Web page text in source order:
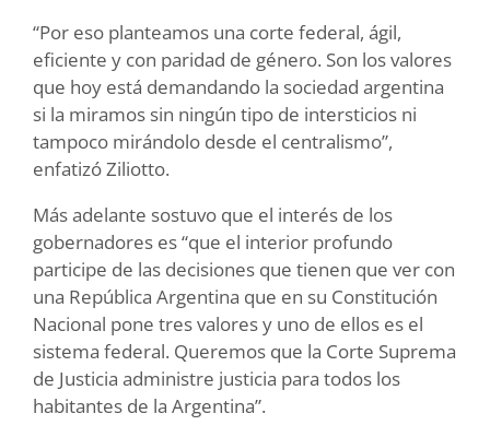
“Por eso planteamos una corte federal, ágil,
eficiente y con paridad de género. Son los valores
que hoy está demandando la sociedad argentina
si la miramos sin ningún tipo de intersticios ni
tampoco mirándolo desde el centralismo”,
enfatizó Ziliotto.
Más adelante sostuvo que el interés de los
gobernadores es “que el interior profundo
participe de las decisiones que tienen que ver con
una República Argentina que en su Constitución
Nacional pone tres valores y uno de ellos es el
sistema federal. Queremos que la Corte Suprema
de Justicia administre justicia para todos los
habitantes de la Argentina”.